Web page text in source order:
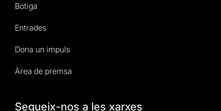
Botiga
Entrades
Dona un impuls
Àrea de premsa
Segueix-nos a les xarxes